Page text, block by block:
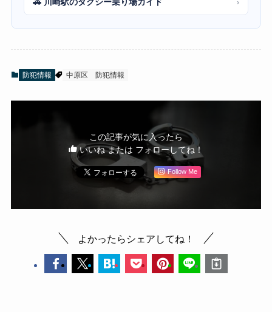
›
防犯情報 中原区 防犯情報
この記事が気に入ったら
いいね または フォローしてね！
Follow Me
よかったらシェアしてね！